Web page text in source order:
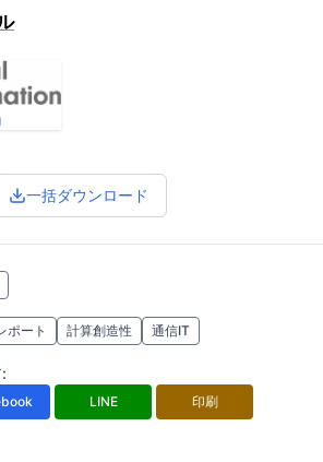
一括ダウンロード
ポート 計算創造性 通信IT
:
LINE 印刷